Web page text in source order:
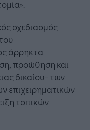
σχεδιασμός
άρρηκτα
προώθηση και
δικαίου- των
επιχειρηματικών
τοπικών